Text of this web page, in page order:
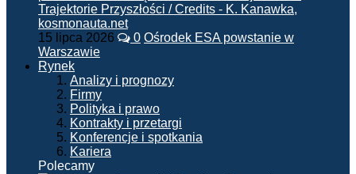
15 lipca 2026 0 Ośrodek ESA powstanie w
Warszawie
Rynek
Analizy i prognozy
Firmy
Polityka i prawo
Kontrakty i przetargi
Konferencje i spotkania
Kariera
Polecamy